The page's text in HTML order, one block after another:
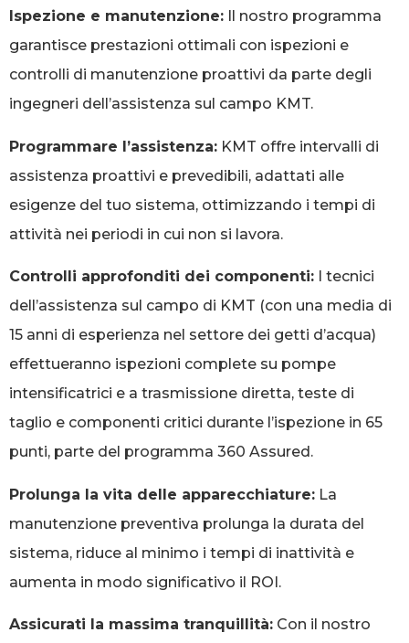
Ispezione e manutenzione: Il nostro programma
garantisce prestazioni ottimali con ispezioni e
controlli di manutenzione proattivi da parte degli
ingegneri dell’assistenza sul campo KMT.
Programmare l’assistenza: KMT offre intervalli di
assistenza proattivi e prevedibili, adattati alle
esigenze del tuo sistema, ottimizzando i tempi di
attività nei periodi in cui non si lavora.
Controlli approfonditi dei componenti: I tecnici
dell’assistenza sul campo di KMT (con una media di
15 anni di esperienza nel settore dei getti d’acqua)
effettueranno ispezioni complete su pompe
intensificatrici e a trasmissione diretta, teste di
taglio e componenti critici durante l’ispezione in 65
punti, parte del programma 360 Assured.
Prolunga la vita delle apparecchiature: La
manutenzione preventiva prolunga la durata del
sistema, riduce al minimo i tempi di inattività e
aumenta in modo significativo il ROI.
Assicurati la massima tranquillità: Con il nostro